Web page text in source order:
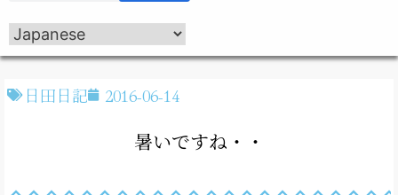
日田日記 2016-06-14
暑いですね・・